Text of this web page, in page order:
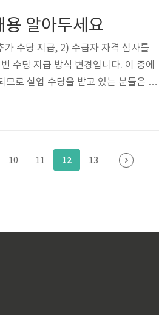
알아두세요
수당 지급, 2) 수급자 자격 심사를
수당 지급 방식 변경입니다. 이 중에
므로 실업 수당을 받고 있는 분들은 미
항에 대해서 꼼꼼히 살펴보겠습니다.
저시급의 80%인 61,568원보다 많
10 11 12 13